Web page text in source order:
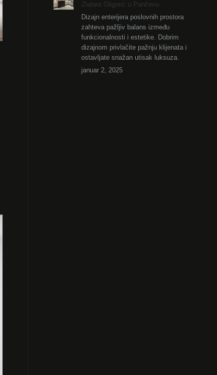
Zlatara Gligorić u Pančevu
Dizajn enterijera poslovnih prostora
zahteva pažljiv balans između
funkcionalnosti i estetike. Dobrim
dizajnom privlačite pažnju klijenata i
ostavljate snažan utisak luksuza.
januar 2, 2025